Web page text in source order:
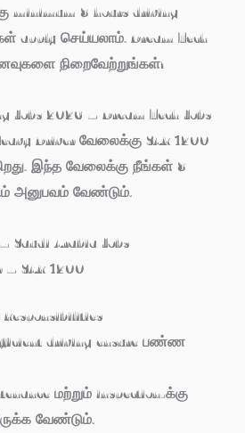
minimum 8 hours driving
apply செய்யலாம். Dream Tech
நிறைவேற்றுங்கள்!
Jobs 2026 – Dream Tech Jobs
Driver வேலைக்கு SAR 1200
இந்த வேலைக்கு நீங்கள் 8
அனுபவம் வேண்டும்.
Saudi Arabia Jobs
– SAR 1200
driving ensure பண்ண
மற்றும் inspection-க்கு
வேண்டும்.